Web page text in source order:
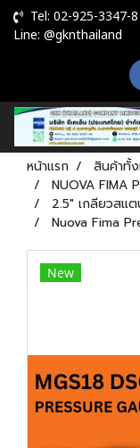
Tel: 02-925-3347-8
Line: @gknthailand
หน้าแรก สินค้าทั้
NUOVA FIMA
2.5" เกลียวสแ
Nuova Fima
New